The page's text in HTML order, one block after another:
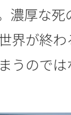
濃厚な
界が終
うので